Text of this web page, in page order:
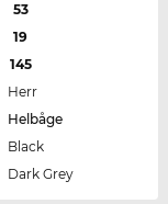
53
19
145
Herr
Helbåge
Black
Dark Grey